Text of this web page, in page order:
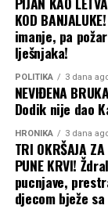
KOD
imanje, pa
lješnjaka!
POLITIKA 3 dana
NEVIĐENA
Dodik nije dao
HRONIKA 3 dana
TRI OKRŠAJA
PUNE KRVI!
pucnjave,
djecom bježe